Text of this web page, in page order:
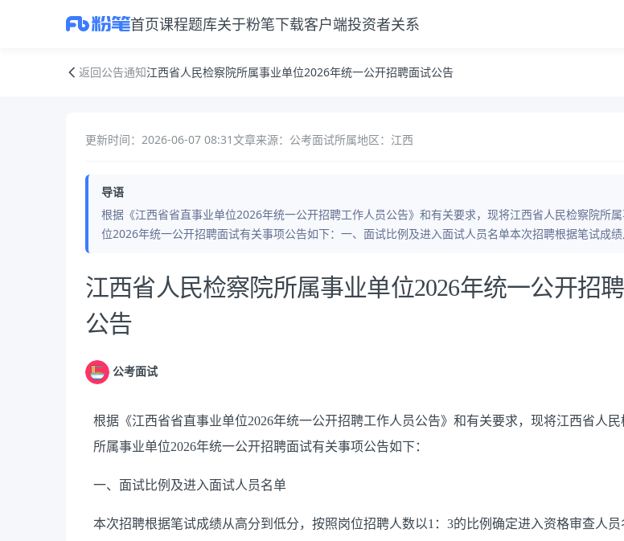
首页课程题库关于粉笔下载客户端投资者关系
返回公告通知江西省人民检察院所属事业单位2026年统一公开招聘面试公告
更新时间：2026-06-07 08:31文章来源：公考面试所属地区：江西
导语
根据《江西省省直事业单位2026年统一公开招聘工作人员公告》和有关要求，现将江西省人民检察院所
位2026年统一公开招聘面试有关事项公告如下：一、面试比例及进入面试人员名单本次招聘根据笔试成
公告正文
江西省人民检察院所属事业单位2026年统一公开招
公告
公考面试
根据《江西省省直事业单位2026年统一公开招聘工作人员公告》和有关要求，现将江西省人民
所属事业单位2026年统一公开招聘面试有关事项公告如下：
一、面试比例及进入面试人员名单
本次招聘根据笔试成绩从高分到低分，按照岗位招聘人数以1 ： 3的比例确定进入资格审查人员